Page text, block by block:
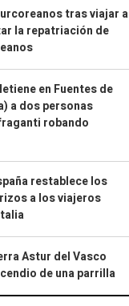
tras viajar a
la repatriación de
en Fuentes de
a dos personas
robando
restablece los
a los viajeros
Astur del Vasco
de una parrilla